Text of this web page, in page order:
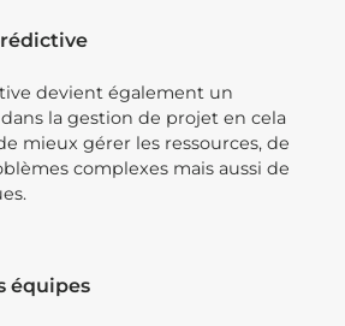
devient également un
la gestion de projet en cela
mieux gérer les ressources, de
complexes mais aussi de
équipes